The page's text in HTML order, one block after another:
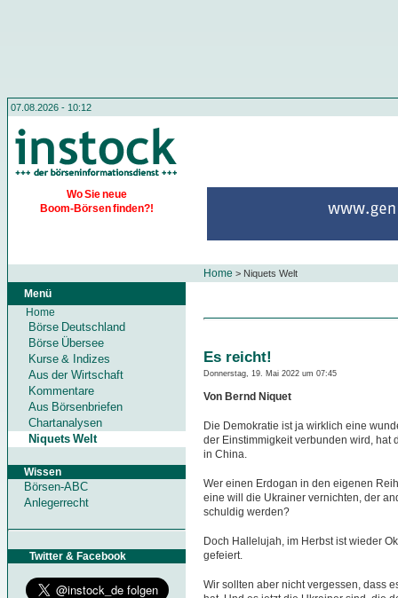
07.08.2026 - 10:12
Wo Sie neue
Boom-Börsen finden?!
Home > Niquets Welt
Menü
Home
Börse Deutschland
Börse Übersee
Kurse & Indizes
Aus der Wirtschaft
Kommentare
Aus Börsenbriefen
Chartanalysen
Niquets Welt
Wissen
Börsen-ABC
Anlegerrecht
Twitter & Facebook
Es reicht!
Donnerstag, 19. Mai 2022 um 07:45
Von Bernd Niquet
Die Demokratie ist ja wirklich eine
der Einstimmigkeit verbunden wird, hat
in China.
Wer einen Erdogan in den eigenen
eine will die Ukrainer vernichten, der
schuldig werden?
Doch Hallelujah, im Herbst ist wieder
gefeiert.
Wir sollten aber nicht vergessen, dass